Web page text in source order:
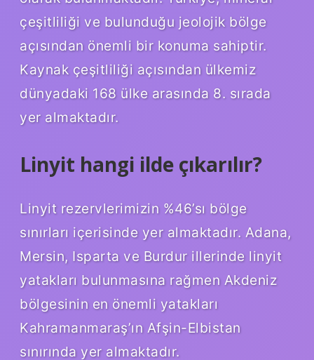
çeşitliliği ve bulunduğu jeolojik bölge
açısından önemli bir konuma sahiptir.
Kaynak çeşitliliği açısından ülkemiz
dünyadaki 168 ülke arasında 8. sırada
yer almaktadır.
Linyit hangi ilde çıkarılır?
Linyit rezervlerimizin %46’sı bölge
sınırları içerisinde yer almaktadır. Adana,
Mersin, Isparta ve Burdur illerinde linyit
yatakları bulunmasına rağmen Akdeniz
bölgesinin en önemli yatakları
Kahramanmaraş’ın Afşin-Elbistan
sınırında yer almaktadır.